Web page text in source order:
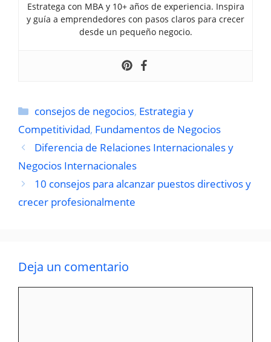
Estratega con MBA y 10+ años de experiencia. Inspira
y guía a emprendedores con pasos claros para crecer
desde un pequeño negocio.
Categorías
consejos de negocios, Estrategia y
Competitividad, Fundamentos de Negocios
Diferencia de Relaciones Internacionales y
Negocios Internacionales
10 consejos para alcanzar puestos directivos y
crecer profesionalmente
Deja un comentario